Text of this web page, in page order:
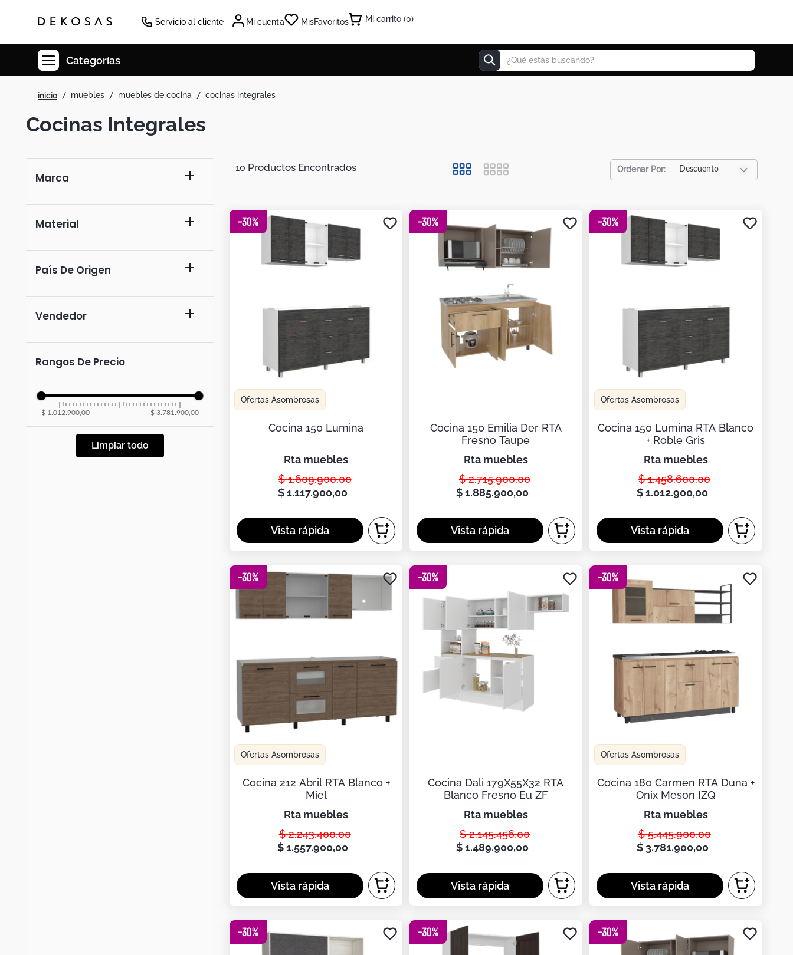
Servicio al cliente Mi cuenta MisFavoritos 0
Categorías ¿Qué estás buscando?
muebles muebles de cocina cocinas integrales
Cocinas Integrales
Marca
Material
País De Origen
Rangos De Precio
$ 1.012.900,00 $ 3.781.900,00
Limpiar todo
10 Descuento
-30%
Ofertas Asombrosas
Cocina 150 Lumina
rta muebles
$ 1.609.900,00
$1.117.900,00
-30%
Cocina 150 Emilia Der RTA
Fresno Taupe
rta muebles
$ 2.715.900,00
$ 1.885.900,00
-30%
Ofertas Asombrosas
Cocina 150 Lumina RTA Blanco
+ Roble Gris
rta muebles
$ 1.458.600,00
$ 1.012.900,00
-30%
Ofertas Asombrosas
Cocina 212 Abril RTA Blanco +
Miel
rta muebles
$ 2.243.400,00
$1.557.900,00
-30%
Cocina Dali 179X55X32 RTA
Blanco Fresno Eu ZF
rta muebles
$ 2.145.456,00
$ 1.489.900,00
-30%
Ofertas Asombrosas
Cocina 180 Carmen RTA Duna +
Onix Meson IZQ
rta muebles
$ 5.445.900,00
$ 3.781.900,00
-30% -30% -30%
Cuadros
Decoracion
Cuadro
Sillas
Botas
Lamparas
Duvet